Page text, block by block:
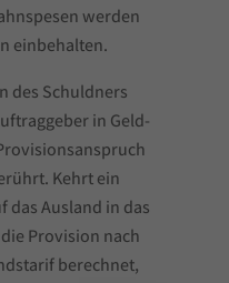
werden
einbehalten.
des Schuldners
in Geld-
Kehrt ein
das Ausland in das
Provision nach
berechnet,